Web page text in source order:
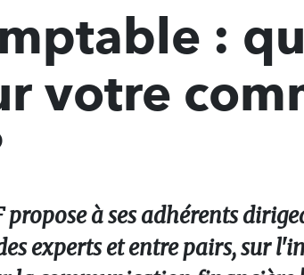
:
votre
à ses adhérents
experts et entre pairs, sur